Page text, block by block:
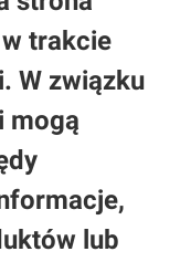
trakcie
W związku
mogą
lub